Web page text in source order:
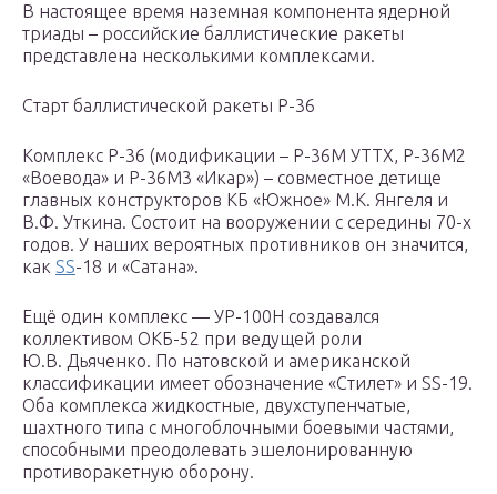
В настоящее время наземная компонента ядерной
триады – российские баллистические ракеты
представлена несколькими комплексами.
Старт баллистической ракеты Р-36
Комплекс Р-36 (модификации – Р-36М УТТХ, Р-36М2
«Воевода» и Р-36М3 «Икар») – совместное детище
главных конструкторов КБ «Южное» М.К. Янгеля и
В.Ф. Уткина. Состоит на вооружении с середины 70-х
годов. У наших вероятных противников он значится,
как SS-18 и «Сатана».
Ещё один комплекс — УР-100Н создавался
коллективом ОКБ-52 при ведущей роли
Ю.В. Дьяченко. По натовской и американской
классификации имеет обозначение «Стилет» и SS-19.
Оба комплекса жидкостные, двухступенчатые,
шахтного типа с многоблочными боевыми частями,
способными преодолевать эшелонированную
противоракетную оборону.